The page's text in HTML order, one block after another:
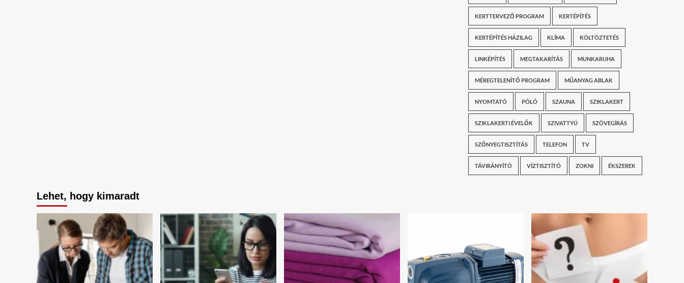
KERTTERVEZŐ PROGRAM KERTÉPÍTÉS
KERTÉPÍTÉS HÁZILAG KLÍMA KÖLTÖZTETÉS
LINKÉPÍTÉS MEGTAKARÍTÁS MUNKARUHA
MÉREGTELENÍTŐ PROGRAM MŰANYAG ABLAK
NYOMTATÓ PÓLÓ SZAUNA SZIKLAKERT
SZIKLAKERTI ÉVELŐK SZIVATTYÚ SZÖVEGÍRÁS
SZŐNYEGTISZTÍTÁS TELEFON TV
TÁVIRÁNYÍTÓ VÍZTISZTÍTÓ ZOKNI ÉKSZEREK
Lehet, hogy kimaradt